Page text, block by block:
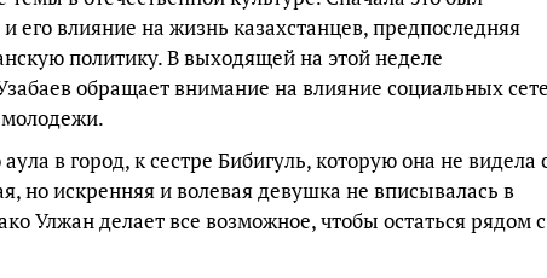
его влияние на жизнь казахстанцев, предпоследняя
политику. В выходящей на этой неделе
обращает внимание на влияние социальных
в город, к сестре Бибигуль, которую она не видела
но искренняя и волевая девушка не вписывалась в
Улжан делает все возможное, чтобы остаться рядом с